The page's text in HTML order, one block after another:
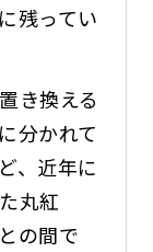
残ってい
き換える
分かれて
、近年に
丸紅
の間で